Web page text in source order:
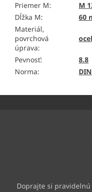
Priemer M:
M
Dĺžka M:
60
Materiál,
povrchová
úprava:
Pevnosť:
8.8
Norma: